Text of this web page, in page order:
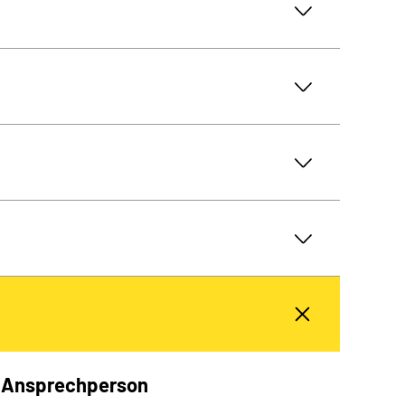
Ansprechperson